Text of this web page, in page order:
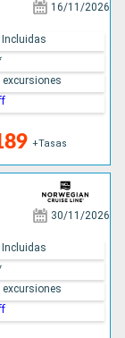
16/11/2026
+Tasas
30/11/2026